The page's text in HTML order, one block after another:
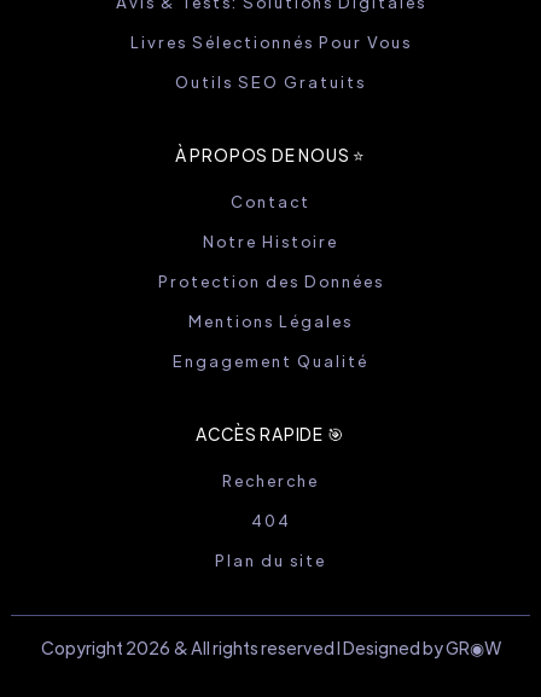
Livres Sélectionnés Pour Vous
Outils SEO Gratuits
À PROPOS DE NOUS ⭐️
Contact
Notre Histoire
Protection des Données
Mentions Légales
Engagement Qualité
ACCÈS RAPIDE 🎯
Recherche
404
Plan du site
Copyright 2026 & All rights reserved I Designed by GR◉W